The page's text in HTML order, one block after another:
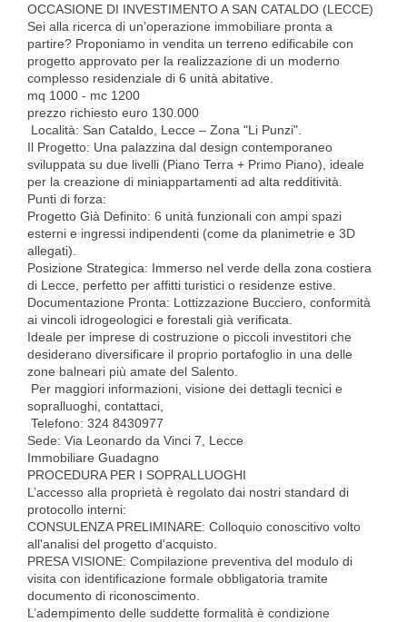
OCCASIONE DI INVESTIMENTO A SAN CATALDO (LECCE)
​Sei alla ricerca di un’operazione immobiliare pronta a
partire? Proponiamo in vendita un terreno edificabile con
progetto approvato per la realizzazione di un moderno
complesso residenziale di 6 unità abitative.
mq 1000 - mc 1200
prezzo richiesto euro 130.000
​ Località: San Cataldo, Lecce – Zona "Li Punzi".
Il Progetto: Una palazzina dal design contemporaneo
sviluppata su due livelli (Piano Terra + Primo Piano), ideale
per la creazione di miniappartamenti ad alta redditività.
​Punti di forza:
Progetto Già Definito: 6 unità funzionali con ampi spazi
esterni e ingressi indipendenti (come da planimetrie e 3D
allegati).
Posizione Strategica: Immerso nel verde della zona costiera
di Lecce, perfetto per affitti turistici o residenze estive.
Documentazione Pronta: Lottizzazione Bucciero, conformità
ai vincoli idrogeologici e forestali già verificata.
​Ideale per imprese di costruzione o piccoli investitori che
desiderano diversificare il proprio portafoglio in una delle
zone balneari più amate del Salento.
​ Per maggiori informazioni, visione dei dettagli tecnici e
sopralluoghi, contattaci,
​ Telefono: 324 8430977
Sede: Via Leonardo da Vinci 7, Lecce
Immobiliare Guadagno
PROCEDURA PER I SOPRALLUOGHI
L’accesso alla proprietà è regolato dai nostri standard di
protocollo interni:
​CONSULENZA PRELIMINARE: Colloquio conoscitivo volto
all'analisi del progetto d'acquisto.
​PRESA VISIONE: Compilazione preventiva del modulo di
visita con identificazione formale obbligatoria tramite
documento di riconoscimento.
​L’adempimento delle suddette formalità è condizione